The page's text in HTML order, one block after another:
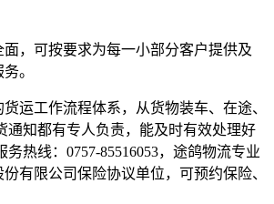
，可按要求为每一小部分客户提供及
。
运工作流程体系，从货物装车、在途、
通知都有专人负责，能及时有效处理好
务热线：0757-85516053，途鸽物流专业
有限公司保险协议单位，可预约保险、